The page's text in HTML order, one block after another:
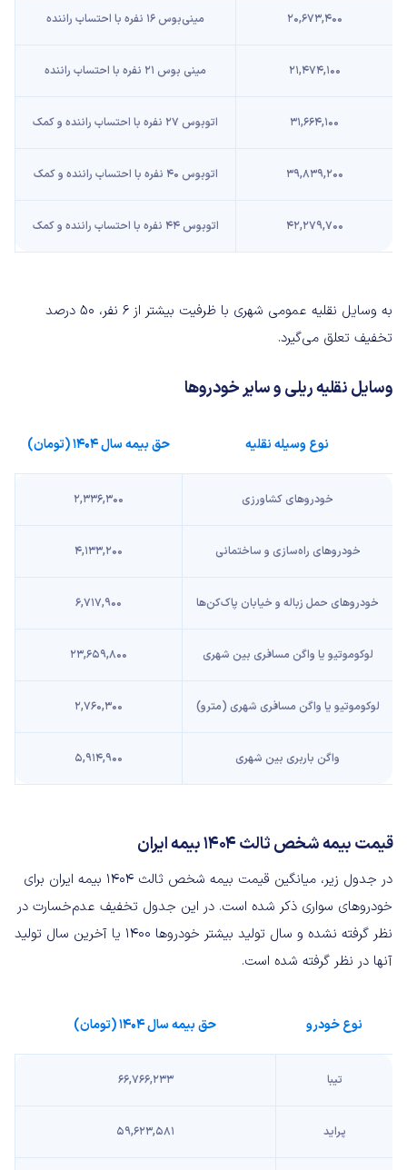
۲۰,۶۷۳,۴۰۰ مینی‌بوس ۱۶ نفره با احتساب راننده
۲۱,۴۷۴,۱۰۰ مینی بوس ۲۱ نفره با احتساب راننده
۳۱,۶۶۴,۱۰۰ اتوبوس ۲۷ نفره با احتساب راننده و کمک
۳۹,۸۳۹,۲۰۰ اتوبوس ۴۰ نفره با احتساب راننده و کمک
۴۲,۲۷۹,۷۰۰ اتوبوس ۴۴ نفره با احتساب راننده و کمک
به وسایل نقلیه عمومی شهری با ظرفیت بیشتر از ۶ نفر، ۵۰ درصد
تخفیف تعلق می‌گیرد.
وسایل نقلیه ریلی و سایر خودروها
نوع وسیله نقلیه حق بیمه سال ۱۴۰۴ (تومان)
خودروهای کشاورزی ۲,۳۳۶,۳۰۰
خودروهای راه‌سازی و ساختمانی ۴,۱۳۳,۲۰۰
خودروهای حمل زباله و خیابان پاک‌کن‌ها ۶,۷۱۷,۹۰۰
لوکوموتیو یا واگن مسافری بین شهری ۲۳,۶۵۹,۸۰۰
لوکوموتیو یا واگن مسافری شهری (مترو) ۲,۷۶۰,۳۰۰
واگن باربری بین شهری ۵,۹۱۴,۹۰۰
قیمت بیمه شخص ثالث ۱۴۰۴ بیمه ایران
در جدول زیر، میانگین قیمت بیمه شخص ثالث ۱۴۰۴ بیمه ایران برای
خودروهای سواری ذکر شده است. در این جدول تخفیف عدم‌خسارت در
نظر گرفته نشده و سال تولید بیشتر خودروها ۱۴۰۰ یا آخرین سال تولید
آنها در نظر گرفته شده است.
نوع خودرو حق بیمه سال ۱۴۰۴ (تومان)
تیبا ۶۶,۷۶۶,۲۳۳
پراید ۵۹,۶۲۳,۵۸۱